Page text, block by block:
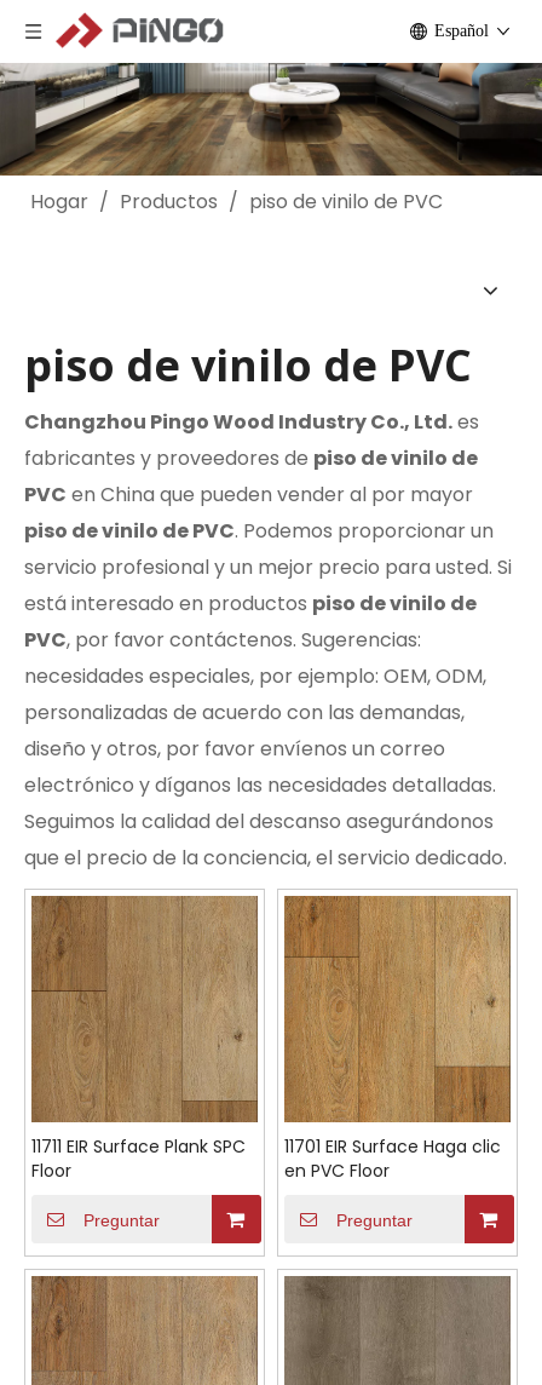
Español
Hogar / Productos / piso de vinilo de PVC
piso de vinilo de PVC
Changzhou Pingo Wood Industry Co., Ltd.es
fabricantes y proveedores de piso de vinilo de
PVC en China que pueden vender al por mayor
piso de vinilo de PVC. Podemos proporcionar un
servicio profesional y un mejor precio para usted. Si
está interesado en productos piso de vinilo de
PVC, por favor contáctenos. Sugerencias:
necesidades especiales, por ejemplo: OEM, ODM,
personalizadas de acuerdo con las demandas,
diseño y otros, por favor envíenos un correo
electrónico y díganos las necesidades detalladas.
Seguimos la calidad del descanso asegurándonos
que el precio de la conciencia, el servicio dedicado.
11711 EIR Surface Plank SPC
Floor
Preguntar
11701 EIR Surface Haga clic
en PVC Floor
Preguntar